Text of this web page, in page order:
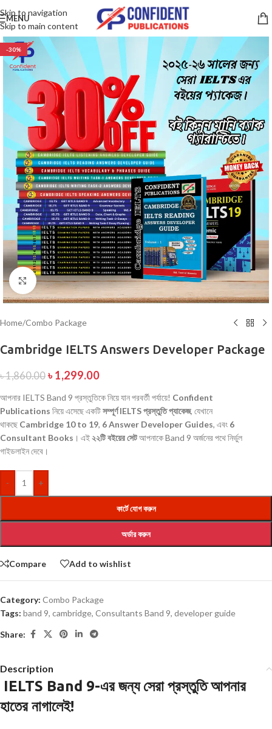
Skip to navigation
Skip to main content
MENU
-30%
Click to enlarge
Home/Combo Package
Cambridge IELTS Answers Developer Package
৳1,860.00 ৳ 1,299.00
আপনার IELTS Band 9 প্রস্তুতিকে নিয়ে যান পরবর্তী পর্যায়ে! Confident
Publications নিয়ে এসেছে একটিসম্পূর্ণ IELTS প্রস্তুতি প্যাকেজ, যেখানে
থাকছে Cambridge 10 to 19, 6 Answer Developer Guides, এবং 6
Consultant Books । এই২২টি বইয়ের সেটআপনাকে Band 9 অর্জনের পথে নির্ভুল
গাইডলাইন দেবে।
- +
কার্টে যোগ করুন
অর্ডার করুন
Compare Add to wishlist
Category: Combo Package
Tags: band 9, cambridge, Consultants Band 9, developer guide
Share:
Description
IELTS Band 9-এর জন্য সেরা প্রস্তুতি আপনার
হাতের নাগালেই!